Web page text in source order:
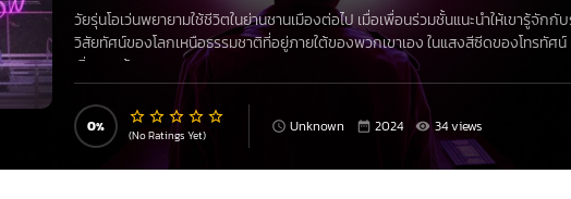
วัยรุ่นโอเว่นพยายามใช้ชีวิตในย่านชานเมืองต่อไป เมื่อเพื่อนร่วมชั้นแนะนำให้เขารู้จั
วิสัยทัศน์ของโลกเหนือธรรมชาติที่อยู่ภายใต้ของพวกเขาเอง ในแสงสีซีดของโทรทัศ
เริ่มแตกร้าว
0 (No Ratings Yet) Unknown 2024 34 views